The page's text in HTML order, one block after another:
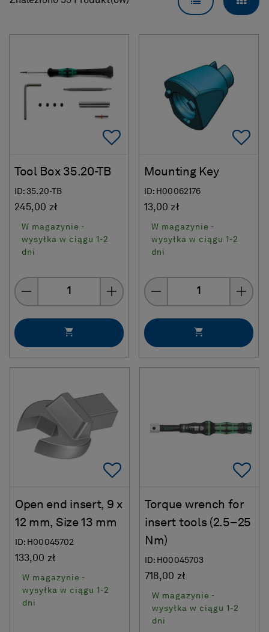
Add To Favorites
Tool Box 35.20-TB
ID: 35.20-TB
245,00 zł
W magazynie -
wysyłka w ciągu 1-2
dni
Quantity
Mounting Key
ID: H00062176
13,00 zł
W magazynie -
wysyłka w ciągu 1-2
dni
Quantity
Add To Favorites
Open end insert, 9 x
12 mm, Size 13 mm
ID: H00045702
133,00 zł
W magazynie -
wysyłka w ciągu 1-2
dni
Torque wrench for
insert tools (2.5–25
Nm)
ID: H00045703
718,00 zł
W magazynie -
wysyłka w ciągu 1-2
dni